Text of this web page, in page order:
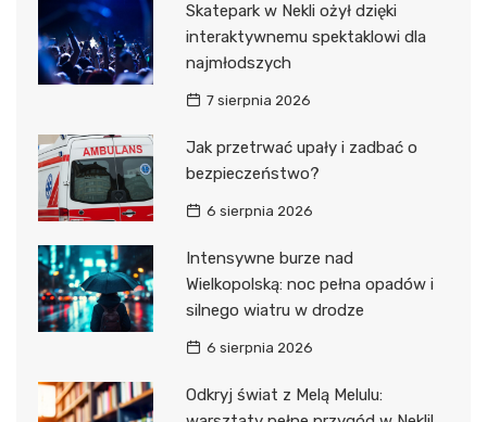
Skatepark w Nekli ożył dzięki
interaktywnemu spektaklowi dla
najmłodszych
7 sierpnia 2026
Jak przetrwać upały i zadbać o
bezpieczeństwo?
6 sierpnia 2026
Intensywne burze nad
Wielkopolską: noc pełna opadów i
silnego wiatru w drodze
6 sierpnia 2026
Odkryj świat z Melą Melulu: